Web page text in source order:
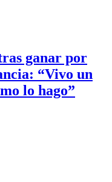
ganar por
“Vivo un
lo hago”